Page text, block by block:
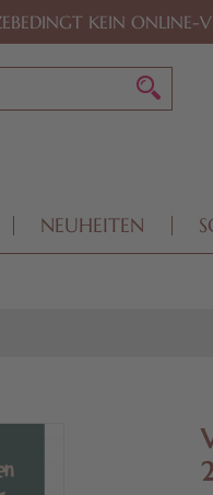
KEIN ONLINE-
NEUHEITEN